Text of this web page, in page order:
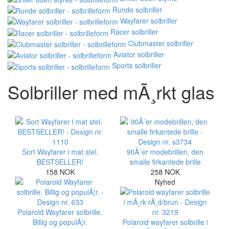
Runde solbriller
Wayfarer solbriller
Racer solbriller
Clubmaster solbriller
Aviator solbriller
Sports solbriller
Solbriller med mÃ¸rkt glas
Sort Wayfarer i mat stel.
BESTSELLER!
158 NOK
90Â´er modebrillen, den
smalle firkantede brille
258 NOK
Polaroid Wayfarer solbrille.
Billig og populÃ¦r.
Nyhed
Polaroid wayfarer solbrille i